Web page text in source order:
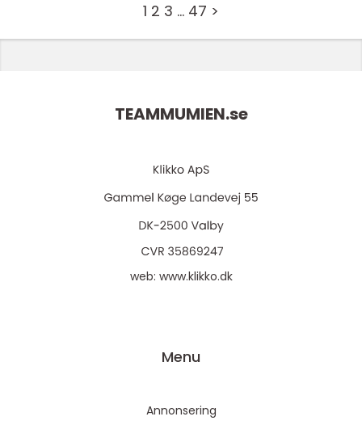
1 2 3 … 47 >
TEAMMUMIEN.se
web: www.klikko.dk
Menu
Annonsering